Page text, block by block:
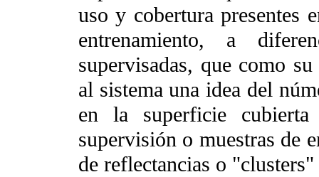
uso y cobertura presentes
entrenamiento, a
supervisadas, que como
al sistema una idea del
en la superficie
supervisión o muestras de
de reflectancias o